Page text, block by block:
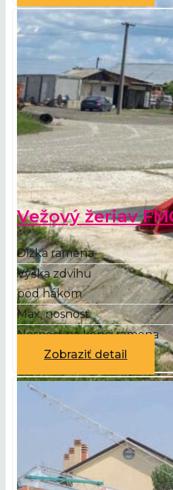
Vežový žeriav
Dĺžka ramena
Výška zdvihu
pod hákom
Max. nosnosť
Nosnosť na konci ramena
Zobraziť detail